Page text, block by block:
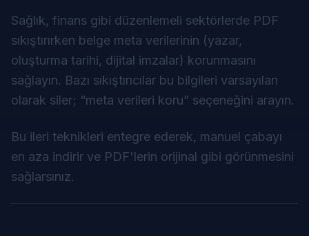
Sağlık, finans gibi düzenlemeli sektörlerde PDF
sıkıştırırken belge meta verilerinin (yazar,
oluşturma tarihi, dijital imzalar) korunmasını
sağlayın. Bazı sıkıştırıcılar bu bilgileri varsayılan
olarak siler; “meta verileri koru” seçeneğini arayın.
Bu ileri teknikleri entegre ederek, manuel çabayı
en aza indirir ve PDF'lerin orijinal gibi görünmesini
sağlarsınız.